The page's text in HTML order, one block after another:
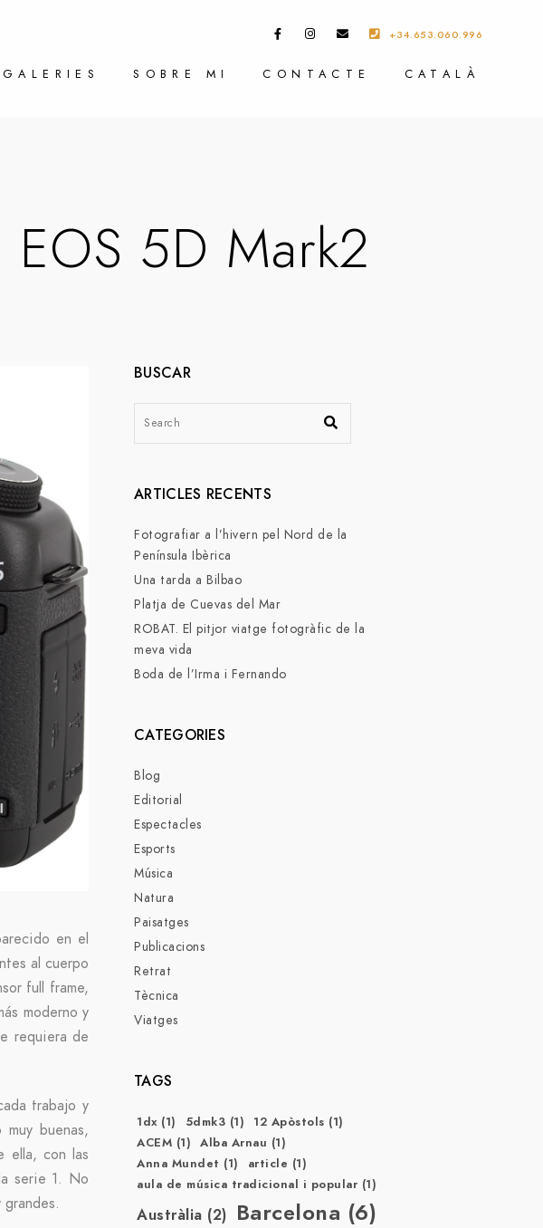
+34.653.060.996
GALERIES SOBRE MI CONTACTE CATALÀ
5D Mark2
en el
al cuerpo
full frame,
moderno y
requiera de
trabajo y
buenas,
ella, con las
serie 1. No
BUSCAR
ARTICLES RECENTS
Fotografiar a l’hivern pel Nord de la
Península Ibèrica
Una tarda a Bilbao
Platja de Cuevas del Mar
ROBAT. El pitjor viatge fotogràfic de la
meva vida
Boda de l’Irma i Fernando
CATEGORIES
Blog
Editorial
Espectacles
Esports
Música
Natura
Paisatges
Publicacions
Retrat
Tècnica
Viatges
TAGS
1dx(1) 5dmk3 (1) 12 Apòstols (1)
ACEM (1) Alba Arnau (1)
Anna Mundet (1) article (1)
aula de música tradicional i popular (1)
Austràlia (2) Barcelona (6)